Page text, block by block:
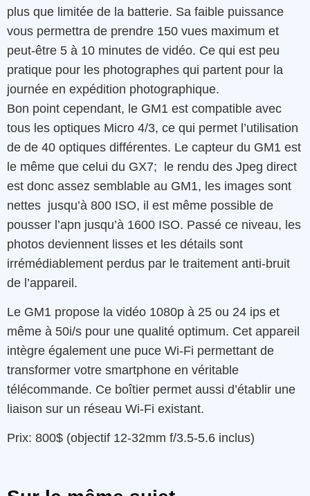
plus que limitée de la batterie. Sa faible puissance
vous permettra de prendre 150 vues maximum et
peut-être 5 à 10 minutes de vidéo. Ce qui est peu
pratique pour les photographes qui partent pour la
journée en expédition photographique.
Bon point cependant, le GM1 est compatible avec
tous les optiques Micro 4/3, ce qui permet l’utilisation
de de 40 optiques différentes. Le capteur du GM1 est
le même que celui du GX7; le rendu des Jpeg direct
est donc assez semblable au GM1, les images sont
nettes jusqu’à 800 ISO, il est même possible de
pousser l’apn jusqu’à 1600 ISO. Passé ce niveau, les
photos deviennent lisses et les détails sont
irrémédiablement perdus par le traitement anti-bruit
de l’appareil.
Le GM1 propose la vidéo 1080p à 25 ou 24 ips et
même à 50i/s pour une qualité optimum. Cet appareil
intègre également une puce Wi-Fi permettant de
transformer votre smartphone en véritable
télécommande. Ce boîtier permet aussi d’établir une
liaison sur un réseau Wi-Fi existant.
Prix: 800$ (objectif 12-32mm f/3.5-5.6 inclus)